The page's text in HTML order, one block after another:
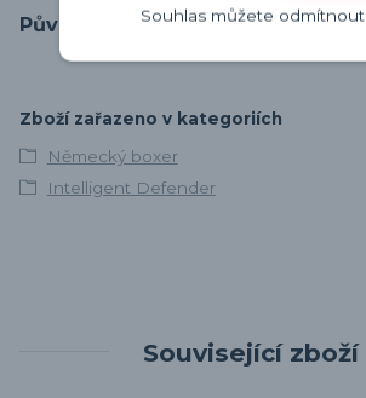
Původ zboží
Zboží zařazeno v kategoriích
Německý boxer
Intelligent Defender
Související zboží
Souhlas můžete odmítnout